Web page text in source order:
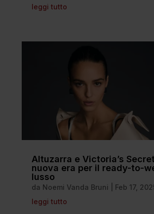
leggi tutto
Altuzarra e Victoria’s
nuova era per il ready-to-
lusso
da Noemi Vanda Bruni Feb 17,
leggi tutto